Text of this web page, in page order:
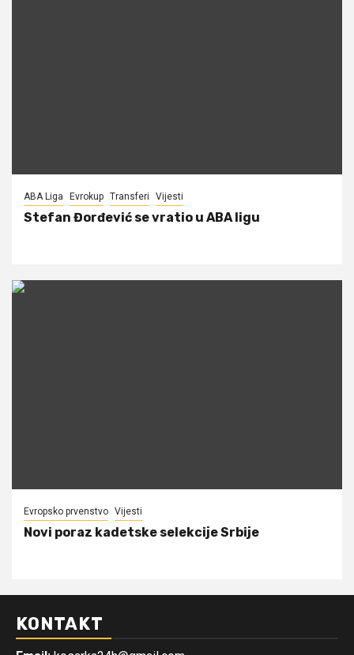
ABA Liga Evrokup Transferi Vijesti
Stefan Đorđević se vratio u ABA ligu
Evropsko prvenstvo Vijesti
Novi poraz kadetske selekcije Srbije
KONTAKT